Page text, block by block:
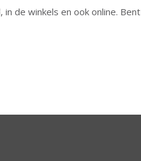
de winkels en ook online. Bent